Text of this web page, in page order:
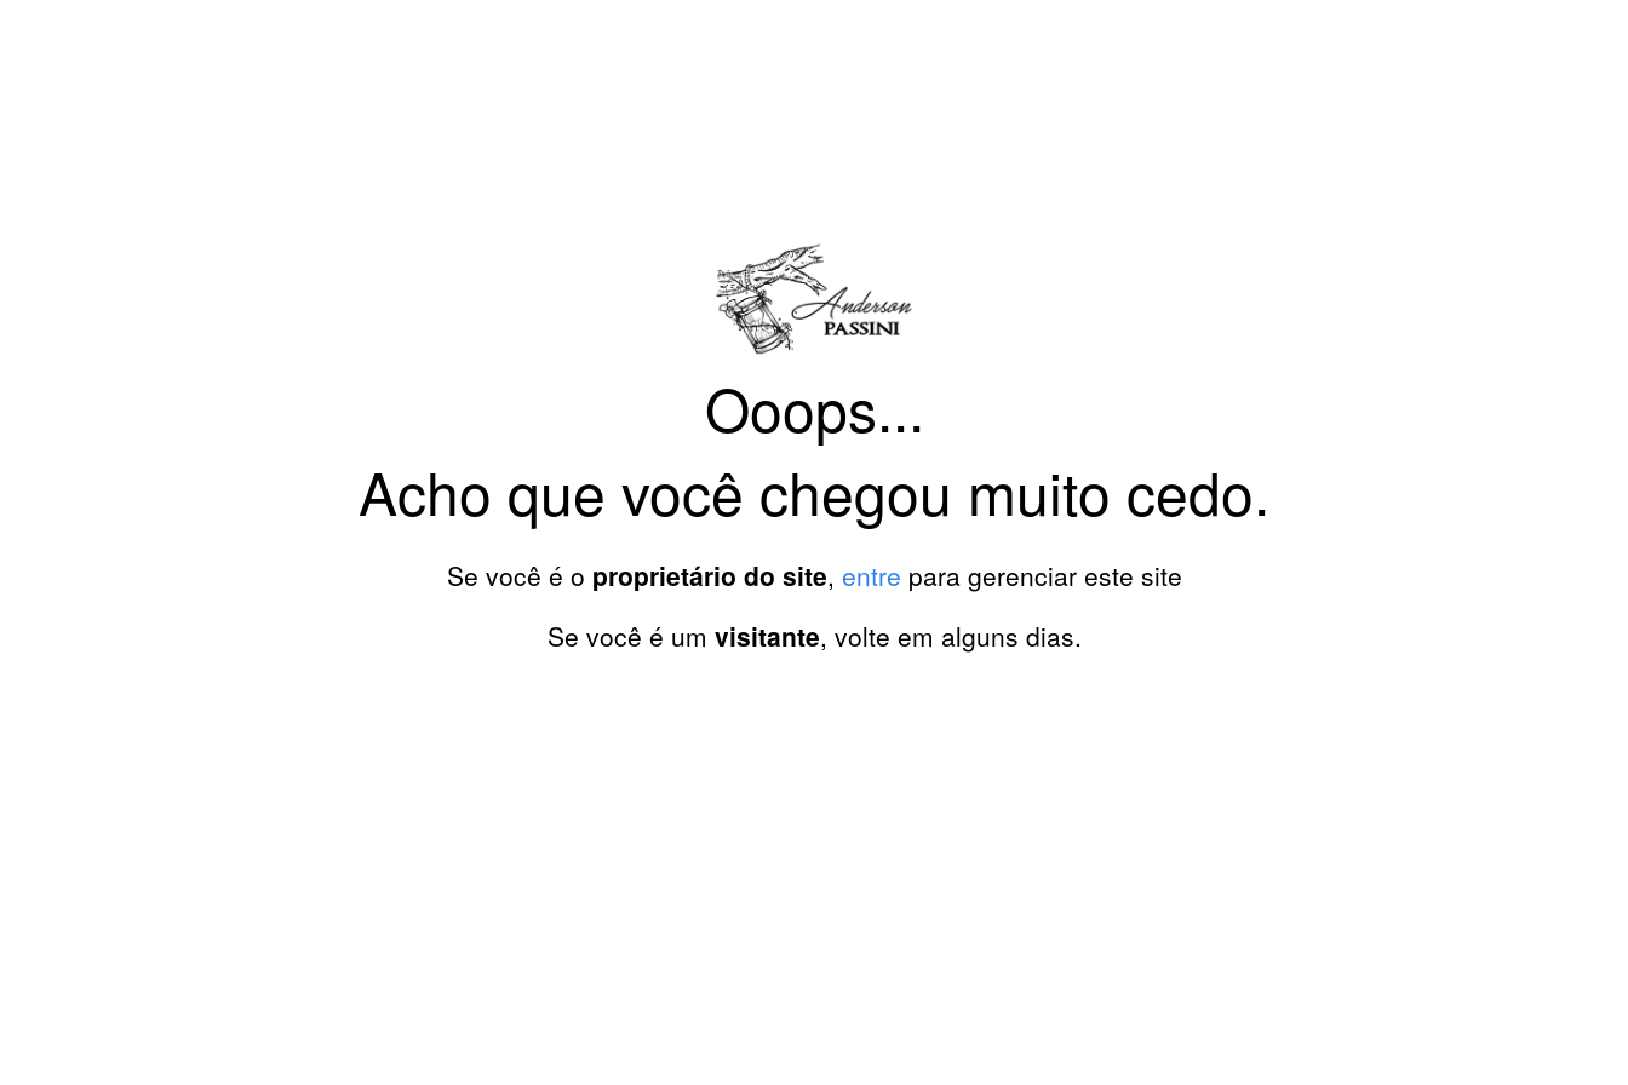
Ooops...
Acho que você chegou muito cedo.
Se você é o proprietário do site, entre para gerenciar este site
Se você é um visitante, volte em alguns dias.